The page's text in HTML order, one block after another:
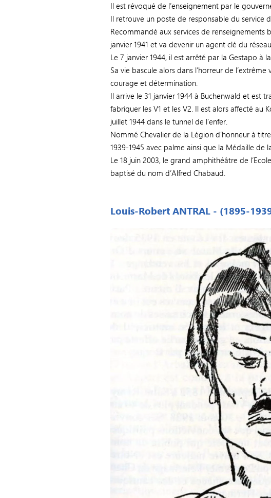
Il est révoqué de l’enseignement par le
Il retrouve un poste de responsable du service
Recommandé aux services de
janvier 1941 et va devenir un agent clé du
Le 7 janvier 1944, il est arrêté par la Gestapo à
Sa vie bascule alors dans l’horreur de
courage et détermination.
Il arrive le 31 janvier 1944 à Buchenwald et est
fabriquer les V1 et les V2. Il est alors affecté au
juillet 1944 dans le tunnel de l’enfer.
Nommé Chevalier de la Légion d’honneur à
1939-1945 avec palme ainsi que la Médaille de
Le 18 juin 2003, le grand amphithéâtre de
baptisé du nom d’Alfred Chabaud.
Louis-Robert ANTRAL - (1895-